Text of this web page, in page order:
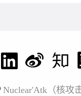
Nuclear'Atk（核攻